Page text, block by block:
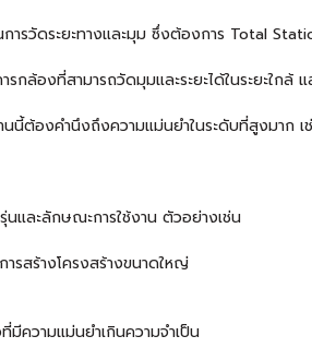
ารวัดระยะทางและมุม ซึ่งต้องการ Total
ล้องที่สามารถวัดมุมและระยะได้ในระยะใกล้ แ
นี้ต้องคำนึงถึงความแม่นยำในระดับที่สูงมาก เ
และลักษณะการใช้งาน ตัวอย่างเช่น
รสร้างโครงสร้างขนาดใหญ่
มีความแม่นยำเกินความจำเป็น